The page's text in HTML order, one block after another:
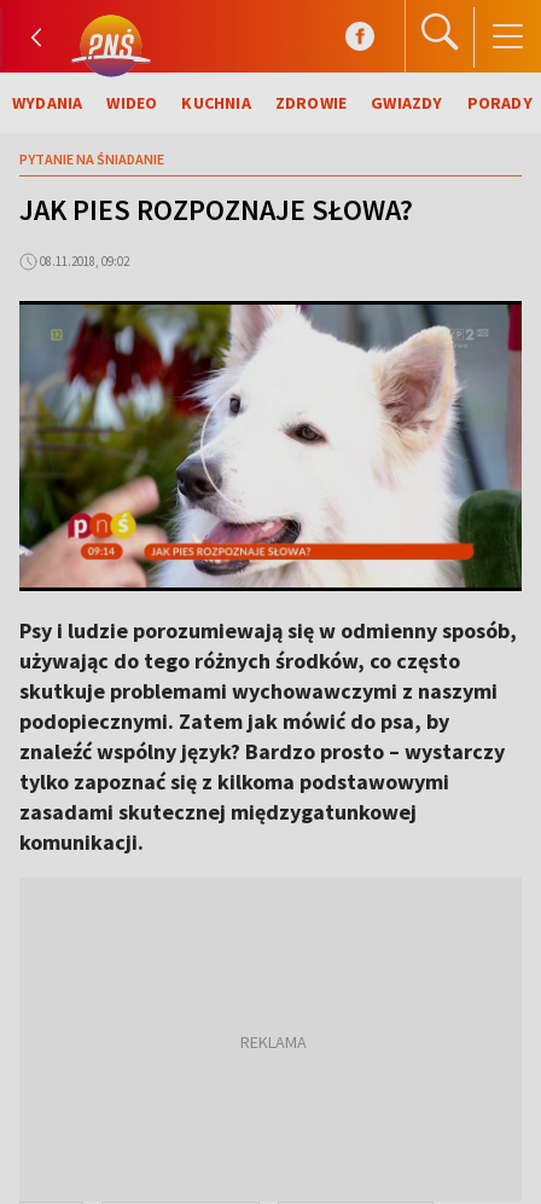
WYDANIA WIDEO KUCHNIA ZDROWIE GWIAZDY PORADY
PYTANIE NA ŚNIADANIE
JAK PIES ROZPOZNAJE SŁOWA?
08.11.2018, 09:02
Psy i ludzie porozumiewają się w odmienny sposób,
używając do tego różnych środków, co często
skutkuje problemami wychowawczymi z naszymi
podopiecznymi. Zatem jak mówić do psa, by
znaleźć wspólny język? Bardzo prosto – wystarczy
tylko zapoznać się z kilkoma podstawowymi
zasadami skutecznej międzygatunkowej
komunikacji.